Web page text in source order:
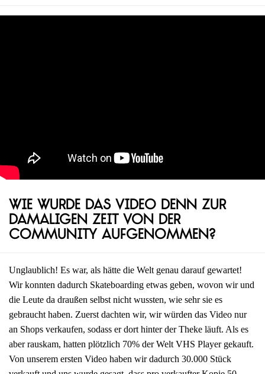
Wie wurde das Video denn zur
damaligen Zeit von der
Community aufgenommen?
Unglaublich! Es war, als hätte die Welt genau darauf gewartet!
Wir konnten dadurch Skateboarding etwas geben, wovon wir und
die Leute da draußen selbst nicht wussten, wie sehr sie es
gebraucht haben. Zuerst dachten wir, wir würden das Video nur
an Shops verkaufen, sodass er dort hinter der Theke läuft. Als es
aber rauskam, hatten plötzlich 70% der Welt VHS Player gekauft.
Von unserem ersten Video haben wir dadurch 30.000 Stück